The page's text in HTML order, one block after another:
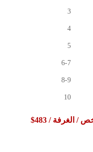
3
4
5
6-7
8-9
10
الغرفة / 483$